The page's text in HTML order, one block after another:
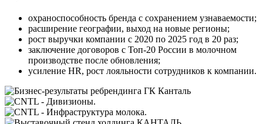
охраноспособность бренда с сохранением узнаваемости;
расширение географии, выход на новые регионы;
рост выручки компании с 2020 по 2025 год в 20 раз;
заключение договоров с Топ-20 России в молочном
производстве после обновления;
усиление HR, рост лояльности сотрудников к компании.